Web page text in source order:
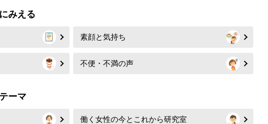
みえる
素顔と気持ち
不便・不満の声
ーマ
働く女性の今とこれから研究室